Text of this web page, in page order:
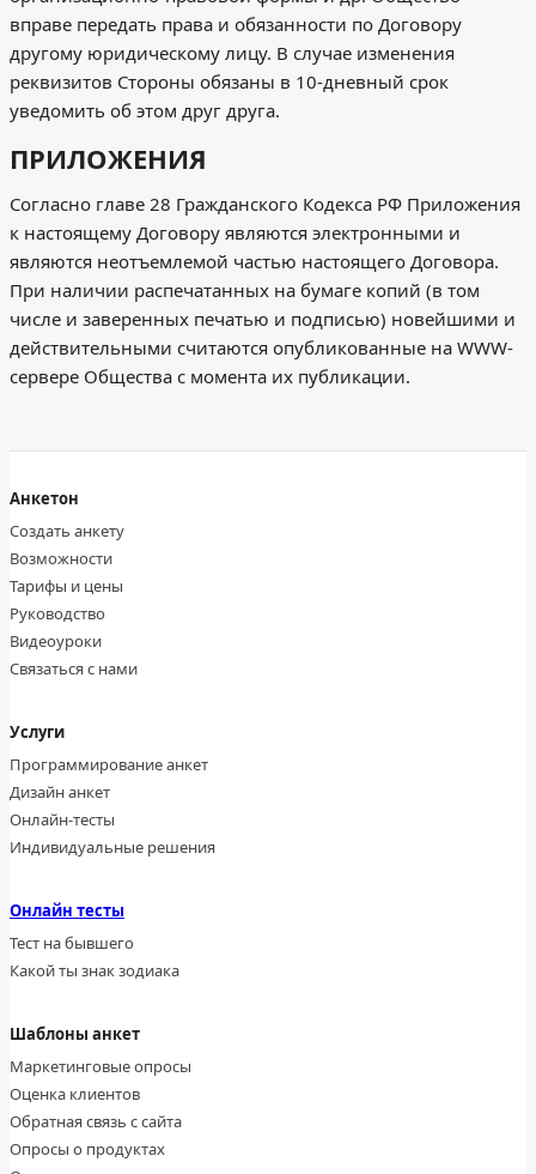
вправе передать права и обязанности по Договору
другому юридическому лицу. В случае изменения
реквизитов Стороны обязаны в 10-дневный срок
уведомить об этом друг друга.
ПРИЛОЖЕНИЯ
Согласно главе 28 Гражданского Кодекса РФ Приложения
к настоящему Договору являются электронными и
являются неотъемлемой частью настоящего Договора.
При наличии распечатанных на бумаге копий (в том
числе и заверенных печатью и подписью) новейшими и
действительными считаются опубликованные на WWW-
сервере Общества с момента их публикации.
Анкетон
Создать анкету
Возможности
Тарифы и цены
Руководство
Видеоуроки
Связаться с нами
Услуги
Программирование анкет
Дизайн анкет
Онлайн-тесты
Индивидуальные решения
Онлайн тесты
Тест на бывшего
Какой ты знак зодиака
Шаблоны анкет
Маркетинговые опросы
Оценка клиентов
Обратная связь с сайта
Опросы о продуктах